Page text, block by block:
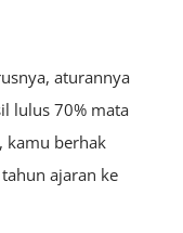
aturannya
lulus 70% mata
kamu berhak
ajaran ke